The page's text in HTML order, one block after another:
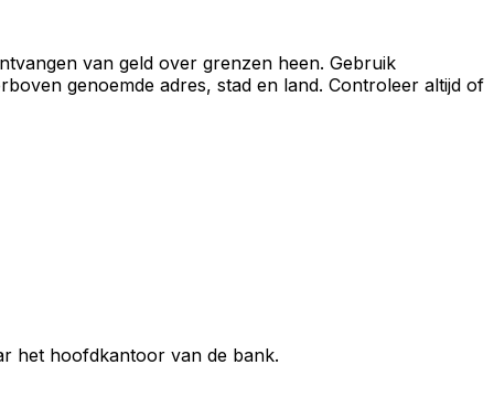
van geld over grenzen heen. Gebruik
genoemde adres, stad en land. Controleer altijd of
het hoofdkantoor van de bank.